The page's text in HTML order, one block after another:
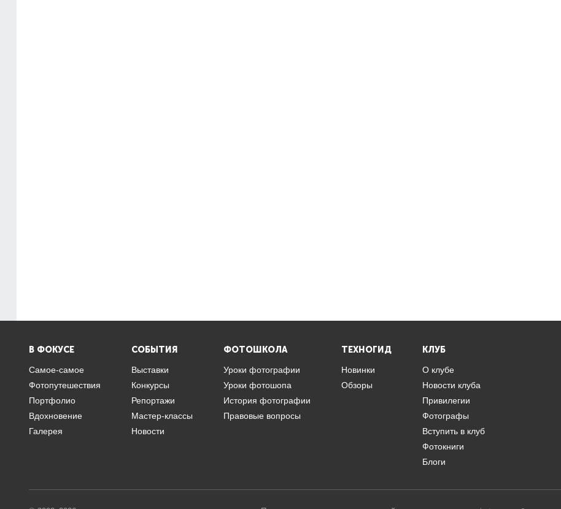
В ФОКУСЕ
Самое-самое
Фотопутешествия
Портфолио
Вдохновение
Галерея
СОБЫТИЯ
Выставки
Конкурсы
Репортажи
Мастер-классы
Новости
ФОТОШКОЛА
Уроки фотографии
Уроки фотошопа
История фотографии
Правовые вопросы
ТЕХНОГИД
Новинки
Обзоры
КЛУБ
О клубе
Новости клуба
Привилегии
Фотографы
Вступить в клуб
Фотокниги
Блоги